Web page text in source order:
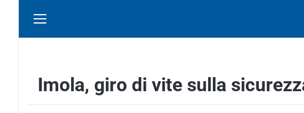
Imola, giro di vite sulla